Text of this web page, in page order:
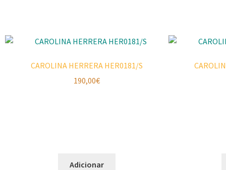
CAROLINA HERRERA HER0181/S
190,00€
Adicionar